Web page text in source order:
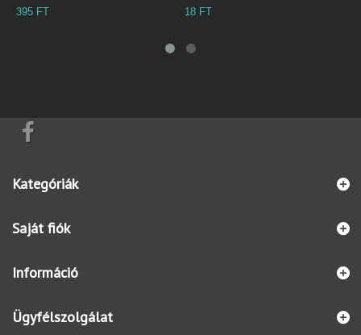
395 FT 18 FT
Kategóriák
Saját fiók
Információ
Ügyfélszolgálat